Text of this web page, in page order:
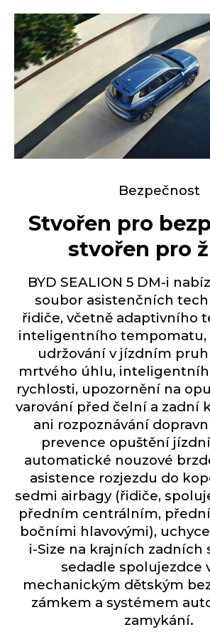
Bezpečnost
Stvořen pro
stvořen pro
BYD SEALION 5 DM-i
soubor asistenčních
řidiče, včetně adaptivního
inteligentního tempomatu,
udržování v jízdním
mrtvého úhlu,
rychlosti, upozornění na
varování před čelní a zadní
ani rozpoznávání
prevence opuštění
automatické nouzové
asistence rozjezdu do
sedmi airbagy (řidiče,
předním centrálním,
bočními hlavovými),
i-Size na krajních zadních
sedadle spolujezdce
mechanickým dětským
zámkem a systémem
zamykání.